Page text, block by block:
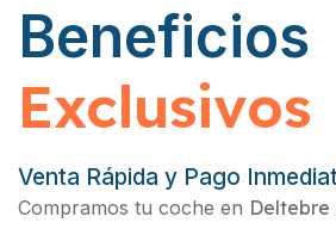
Beneficios
Exclusivos
Venta Rápida y Pago
Compramos tu coche en Deltebre